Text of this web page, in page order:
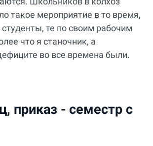
такое мероприятие в то время,
те по своим рабочим
что я станочник, а
во все времена были.
приказ - семестр с